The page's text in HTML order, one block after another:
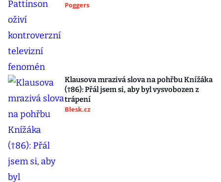
Poggers
Klausova mrazivá slova na pohřbu Knížáka
(†86): Přál jsem si, aby byl vysvobozen z
trápení
Blesk.cz